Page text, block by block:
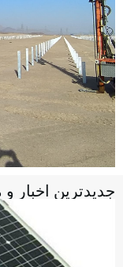
جدیدترین اخبار و